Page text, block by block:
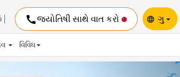
callજ્યોતિષી સાથે વાત કરો language ગુ
વિવિધ